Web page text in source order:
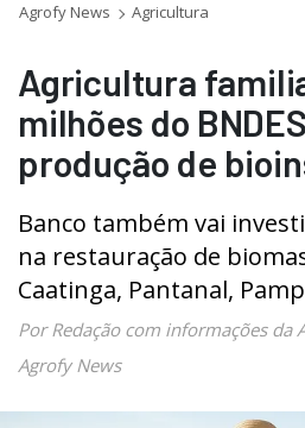
Agrofy News Agricultura
Agricultura
milhões do
produção de
Banco também vai
na restauração de
Caatinga, Pantanal,
Por Redação com informações da
Agrofy News